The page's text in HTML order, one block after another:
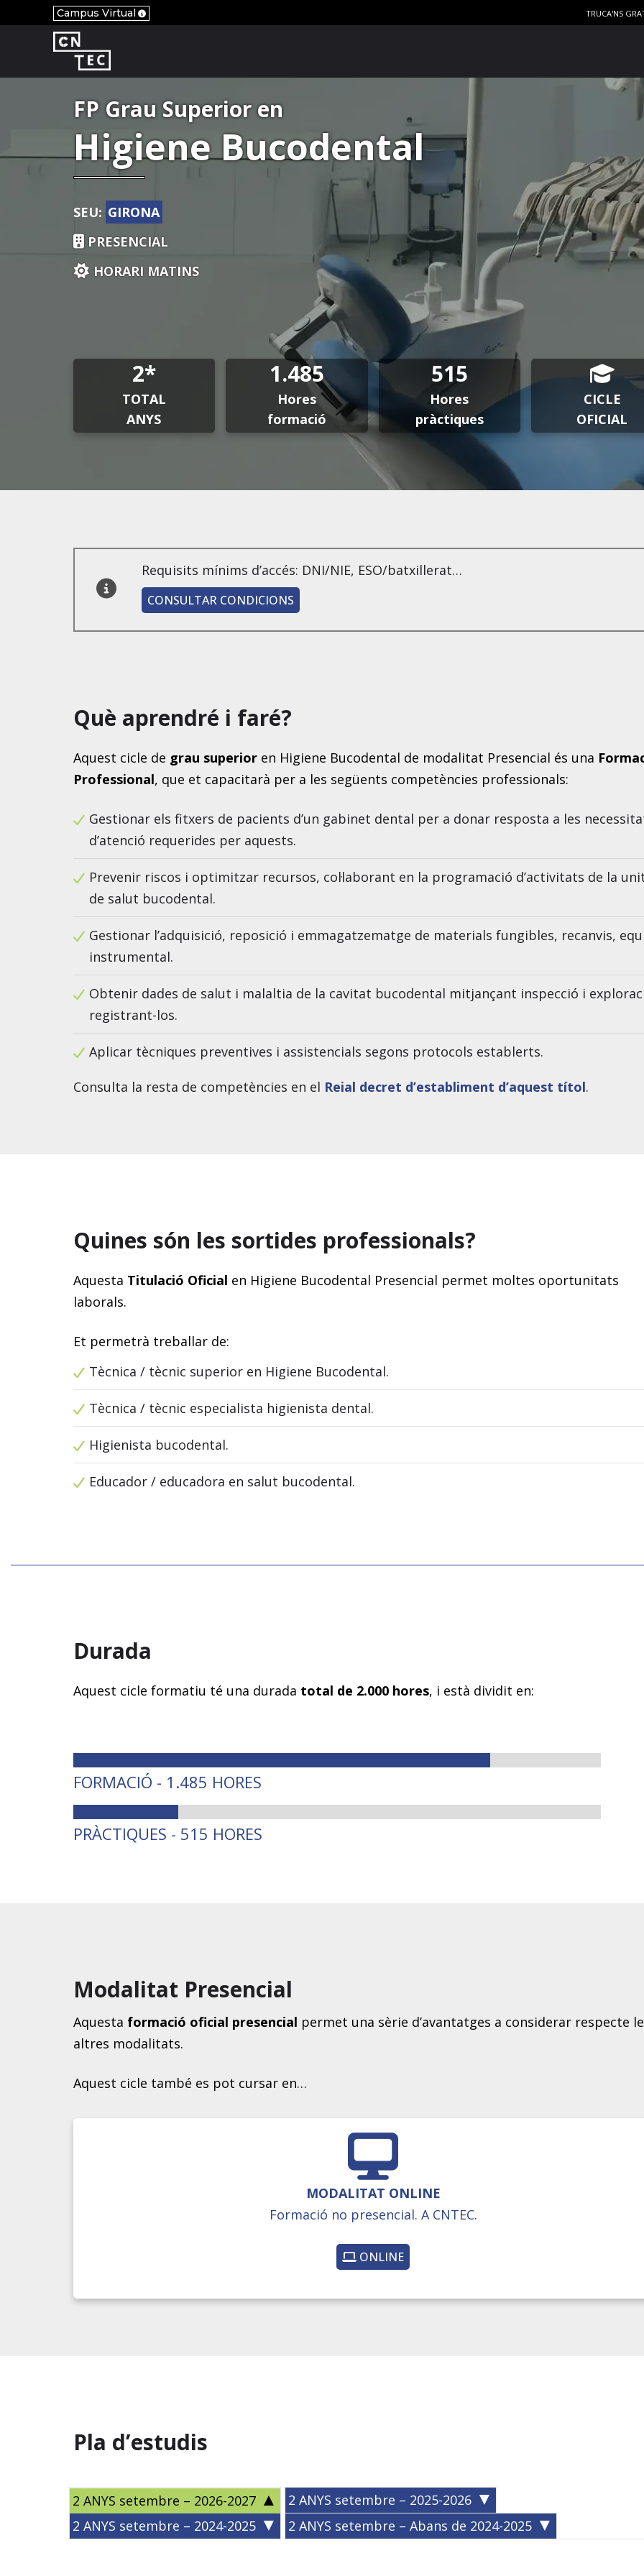
Campus Virtual TRUCA'NS
FP Grau Superior en
Higiene Bucodental
SEU: GIRONA
PRESENCIAL
HORARI MATINS
2*
TOTAL
ANYS
1.485
Hores
formació
515
Hores
pràctiques
CICLE
OFICIAL
Requisits mínims d’accés: DNI/NIE, ESO/batxillerat…
CONSULTAR CONDICIONS
Què aprendré i faré?
Aquest cicle de grau superioren Higiene Bucodental de modalitat Presencial és una
Professional, que et capacitarà per a les següents competències professionals:
Gestionar els fitxers de pacients d’un gabinet dental per a donar resposta a les
d’atenció requerides per aquests.
Prevenir riscos i optimitzar recursos, col·laborant en la programació d’activitats de la
de salut bucodental.
Gestionar l’adquisició, reposició i emmagatzematge de materials fungibles, recanvis,
instrumental.
Obtenir dades de salut i malaltia de la cavitat bucodental mitjançant inspecció i
registrant-los.
Aplicar tècniques preventives i assistencials segons protocols establerts.
Consulta la resta de competències en el Reial decret d’establiment d’aquest títol.
Quines són les sortides professionals?
Aquesta Titulació Oficial en Higiene Bucodental Presencial permet moltes oportunitats
laborals.
Et permetrà treballar de:
Tècnica / tècnic superior en Higiene Bucodental.
Tècnica / tècnic especialista higienista dental.
Higienista bucodental.
Educador / educadora en salut bucodental.
Durada
Aquest cicle formatiu té una durada total de 2.000 hores, i està dividit en:
FORMACIÓ - 1.485 HORES
PRÀCTIQUES - 515 HORES
Modalitat Presencial
Aquesta formació oficial presencial permet una sèrie d’avantatges a considerar respecte
altres modalitats.
Aquest cicle també es pot cursar en…
MODALITAT ONLINE
Formació no presencial. A CNTEC.
ONLINE
Pla d’estudis
2 ANYS setembre – 2026-2027
2 ANYS setembre – 2025-2026
2 ANYS setembre – 2024-2025
2 ANYS setembre – Abans de 2024-2025